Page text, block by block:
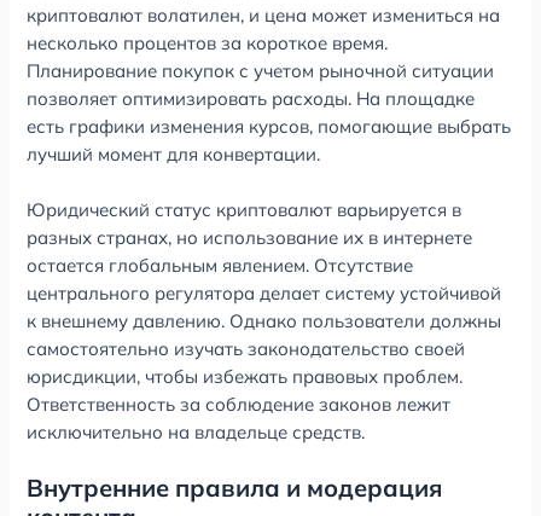
криптовалют волатилен, и цена может измениться на
несколько процентов за короткое время.
Планирование покупок с учетом рыночной ситуации
позволяет оптимизировать расходы. На площадке
есть графики изменения курсов, помогающие выбрать
лучший момент для конвертации.
Юридический статус криптовалют варьируется в
разных странах, но использование их в интернете
остается глобальным явлением. Отсутствие
центрального регулятора делает систему устойчивой
к внешнему давлению. Однако пользователи должны
самостоятельно изучать законодательство своей
юрисдикции, чтобы избежать правовых проблем.
Ответственность за соблюдение законов лежит
исключительно на владельце средств.
Внутренние правила и модерация